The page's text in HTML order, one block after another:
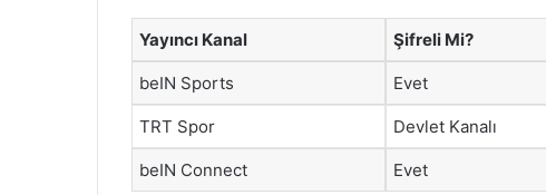
Yayıncı Kanal Şifreli Mi?
beIN Sports Evet
TRT Spor Devlet Kanalı
beIN Connect Evet